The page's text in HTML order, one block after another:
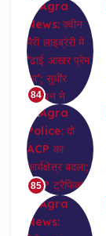
84
85